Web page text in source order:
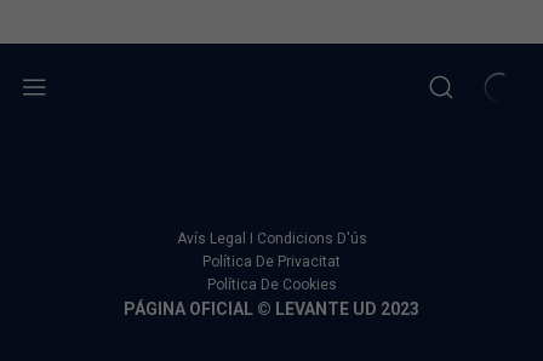
Avís Legal I Condicions D'ús
Política De Privacitat
Política De Cookies
PÁGINA OFICIAL © LEVANTE UD 2023